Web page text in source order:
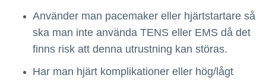
Använder man pacemaker eller hjärtstartare så
ska man inte använda TENS eller EMS då det
finns risk att denna utrustning kan störas.
Har man hjärt komplikationer eller hög/lågt